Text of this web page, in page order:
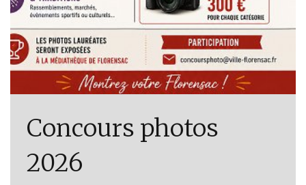
Concours photos
2026